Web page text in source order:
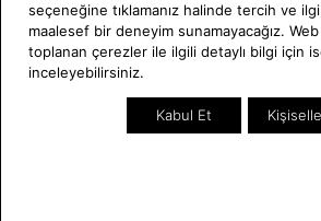
Kurumsal Satış
Mağazada Teknik Servis
Yatırımcı İlişkileri
Takı &
İndirimliler
Hediye
seçeneğine tıklamanız halinde tercih ve
maalesef bir deneyim sunamayacağız. Web
toplanan çerezler ile ilgili detaylı bilgi için
inceleyebilirsiniz.
Kabul Et